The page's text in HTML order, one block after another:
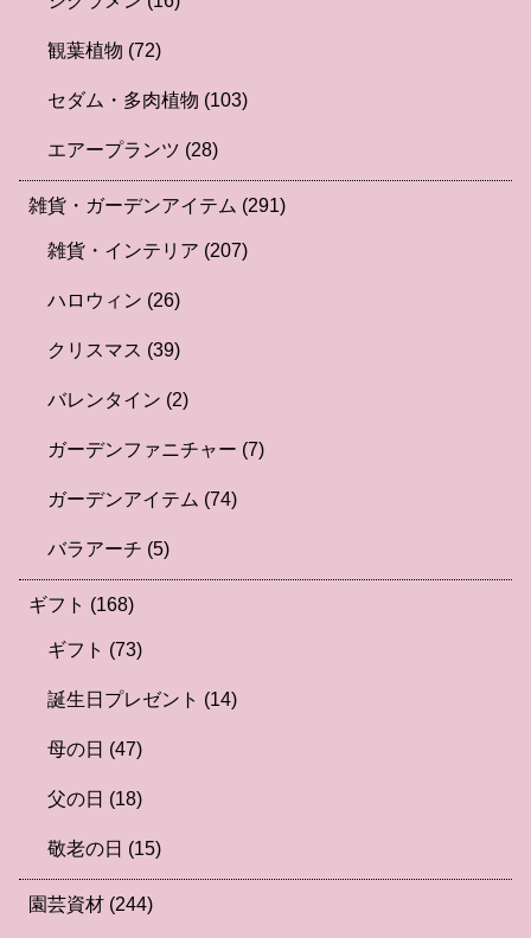
観葉植物 (72)
セダム・多肉植物 (103)
エアープランツ (28)
雑貨・ガーデンアイテム (291)
雑貨・インテリア (207)
ハロウィン (26)
クリスマス (39)
バレンタイン (2)
ガーデンファニチャー (7)
ガーデンアイテム (74)
バラアーチ (5)
ギフト (168)
ギフト (73)
誕生日プレゼント (14)
母の日 (47)
父の日 (18)
敬老の日 (15)
園芸資材 (244)